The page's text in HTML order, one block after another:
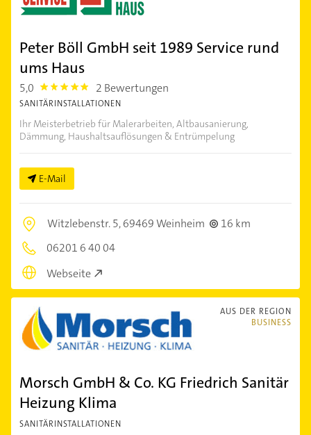
Peter Böll GmbH seit 1989 Service rund
ums Haus
5,0 5.0 2 Bewertungen
SANITÄRINSTALLATIONEN
Ihr Meisterbetrieb für Malerarbeiten, Altbausanierung,
Dämmung, Haushaltsauflösungen & Entrümpelung
E-Mail
Witzlebenstr. 5,69469 Weinheim
16 km
06201 6 40 04
Webseite
AUS DER REGION
BUSINESS
Morsch GmbH & Co. KG Friedrich Sanitär
Heizung Klima
SANITÄRINSTALLATIONEN